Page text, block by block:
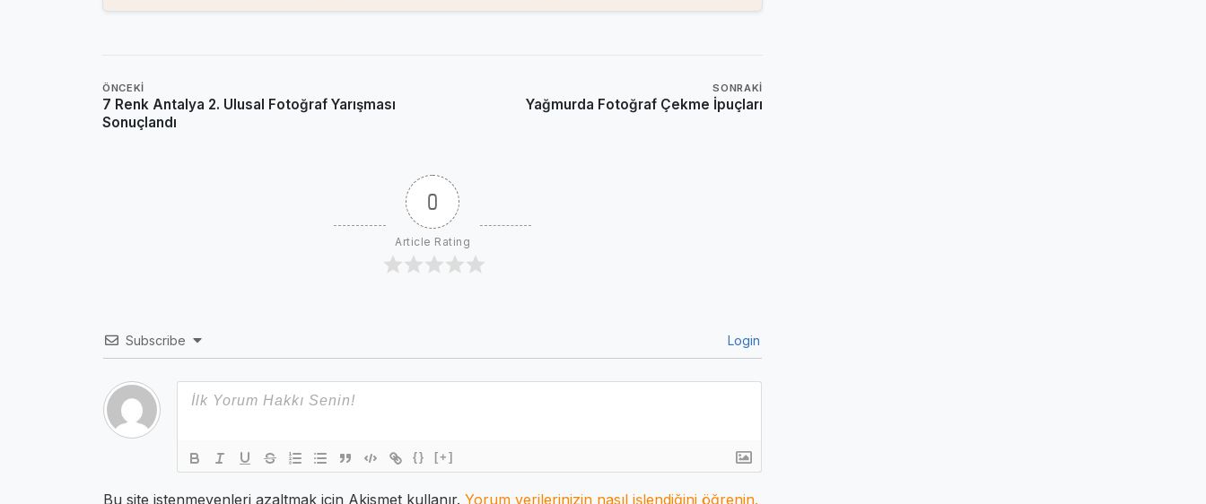
ÖNCEKI
7 Renk Antalya 2. Ulusal Fotoğraf Yarışması
Sonuçlandı
SONRAKI
Yağmurda Fotoğraf Çekme İpuçları
0
Article Rating
Subscribe Login
{} [+]
Bu site istenmeyenleri azaltmak için Akismet kullanır. Yorum verilerinizin nasıl işlendiğini öğrenin.